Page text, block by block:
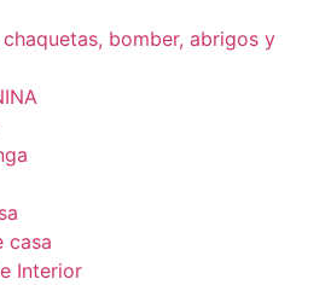
bomber, abrigos y
casa
Interior